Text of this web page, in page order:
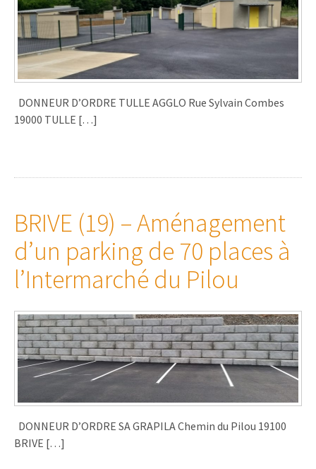
DONNEUR D’ORDRE TULLE AGGLO Rue Sylvain Combes
19000 TULLE […]
BRIVE (19) – Aménagement
d’un parking de 70 places à
l’Intermarché du Pilou
DONNEUR D’ORDRE SA GRAPILA Chemin du Pilou 19100
BRIVE […]